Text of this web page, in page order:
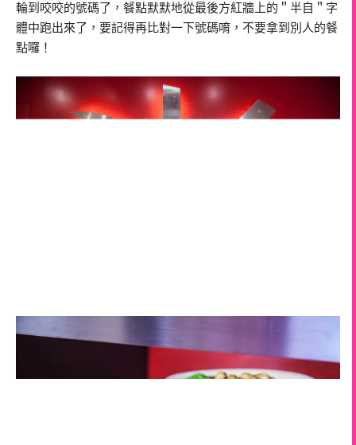
輪到咬咬的號碼了，餐點默默地從最後方紅牆上的＂半自＂字
體中跑出來了，要記得再比對一下號碼唷，不要拿到別人的餐
點囉！